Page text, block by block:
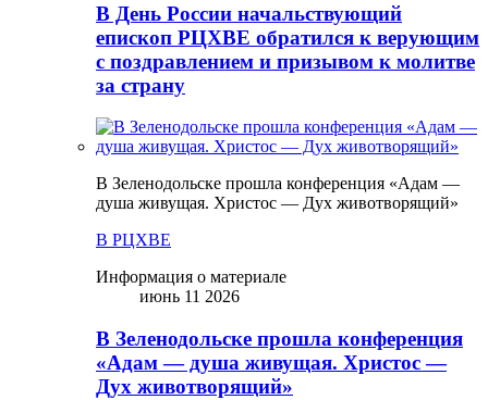
В День России начальствующий
епископ РЦХВЕ обратился к верующим
с поздравлением и призывом к молитве
за страну
В Зеленодольске прошла конференция «Адам —
душа живущая. Христос — Дух животворящий»
В РЦХВЕ
Информация о материале
июнь 11 2026
В Зеленодольске прошла конференция
«Адам — душа живущая. Христос —
Дух животворящий»